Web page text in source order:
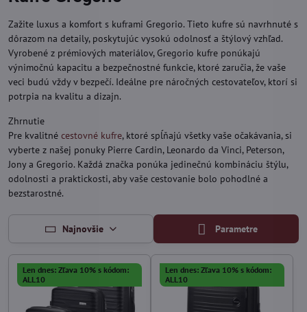
Zažite luxus a komfort s kuframi Gregorio. Tieto kufre sú navrhnuté s
dôrazom na detaily, poskytujúc vysokú odolnosť a štýlový vzhľad.
Vyrobené z prémiových materiálov, Gregorio kufre ponúkajú
výnimočnú kapacitu a bezpečnostné funkcie, ktoré zaručia, že vaše
veci budú vždy v bezpečí. Ideálne pre náročných cestovateľov, ktorí si
potrpia na kvalitu a dizajn.
Zhrnutie
Pre kvalitné cestovné kufre, ktoré spĺňajú všetky vaše očakávania, si
vyberte z našej ponuky Pierre Cardin, Leonardo da Vinci, Peterson,
Jony a Gregorio. Každá značka ponúka jedinečnú kombináciu štýlu,
odolnosti a praktickosti, aby vaše cestovanie bolo pohodlné a
bezstarostné.
Najnovšie Parametre
Len dnes: Zľava 10% s kódom:
ALL10
Len dnes: Zľava 10% s kódom:
ALL10